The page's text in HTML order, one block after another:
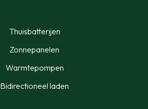
Thuisbatterijen
Zonnepanelen
Warmtepompen
Bidirectioneel laden